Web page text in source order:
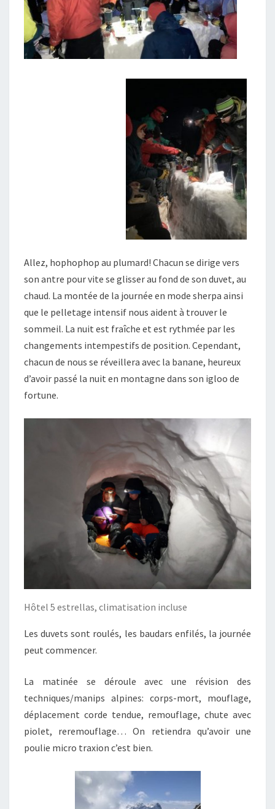
Allez, hophophop au plumard! Chacun se dirige vers
son antre pour vite se glisser au fond de son duvet, au
chaud. La montée de la journée en mode sherpa ainsi
que le pelletage intensif nous aident à trouver le
sommeil. La nuit est fraîche et est rythmée par les
changements intempestifs de position. Cependant,
chacun de nous se réveillera avec la banane, heureux
d’avoir passé la nuit en montagne dans son igloo de
fortune.
Hôtel 5 estrellas, climatisation incluse
Les duvets sont roulés, les baudars enfilés, la journée
peut commencer.
La matinée se déroule avec une révision des
techniques/manips alpines: corps-mort, mouflage,
déplacement corde tendue, remouflage, chute avec
piolet, reremouflage… On retiendra qu’avoir une
poulie micro traxion c’est bien.